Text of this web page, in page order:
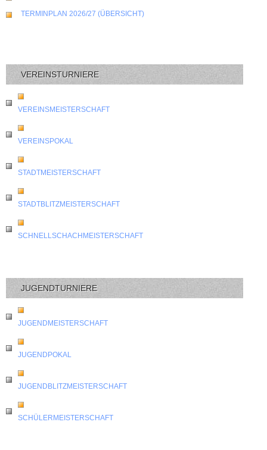
TERMINPLAN 2026/27 (ÜBERSICHT)
VEREINSTURNIERE
VEREINSMEISTERSCHAFT
VEREINSPOKAL
STADTMEISTERSCHAFT
STADTBLITZMEISTERSCHAFT
SCHNELLSCHACHMEISTERSCHAFT
JUGENDTURNIERE
JUGENDMEISTERSCHAFT
JUGENDPOKAL
JUGENDBLITZMEISTERSCHAFT
SCHÜLERMEISTERSCHAFT